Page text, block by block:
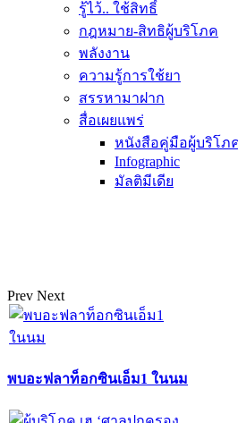
รู้ไว้.. ใช้สิทธิ์
กฎหมาย-สิทธิผู้บริโภค
พลังงาน
ความรู้การใช้ยา
สรรหามาฝาก
สื่อเผยแพร่
หนังสือคู่มือผู้บริโภ
Infographic
มัลติมีเดีย
Prev Next
พบอะฟลาท็อกซินเอ็ม1 ในนม